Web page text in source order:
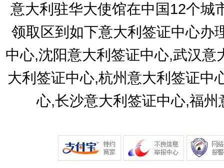
意大利驻华大使馆在中国12个城
领取区到如下意大利签证中心办
中心,沈阳意大利签证中心,武汉
大利签证中心,杭州意大利签证中
心,长沙意大利签证中心,福